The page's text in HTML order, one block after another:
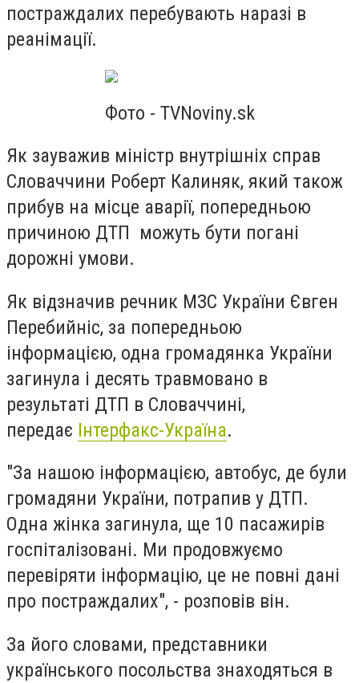
постраждалих перебувають наразі в
реанімації.
Фото - TVNoviny.sk
Як зауважив міністр внутрішніх справ
Словаччини Роберт Калиняк, який також
прибув на місце аварії, попередньою
причиною ДТП можуть бути погані
дорожні умови.
Як відзначив речник МЗС України Євген
Перебийніс, за попередньою
інформацією, одна громадянка України
загинула і десять травмовано в
результаті ДТП в Словаччині,
передає Інтерфакс-Україна.
"За нашою інформацією, автобус, де були
громадяни України, потрапив у ДТП.
Одна жінка загинула, ще 10 пасажирів
госпіталізовані. Ми продовжуємо
перевіряти інформацію, це не повні дані
про постраждалих", - розповів він.
За його словами, представники
українського посольства знаходяться в